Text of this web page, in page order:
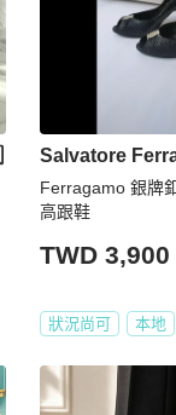
Salvatore
Ferragamo 銀牌
高跟鞋
TWD 3,900
狀況尚可 本地